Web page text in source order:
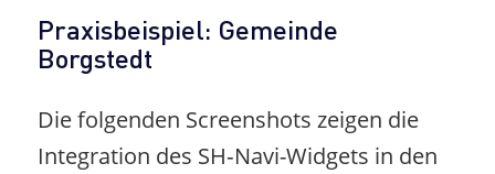
Praxisbeispiel: Gemeinde
Borgstedt
Die folgenden Screenshots zeigen die
Integration des SH‑Navi-Widgets in den